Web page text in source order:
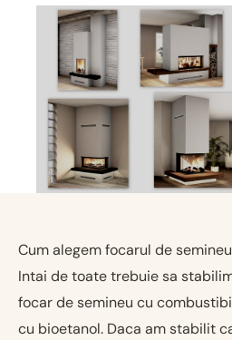
Cum alegem focarul de
Intai de toate trebuie sa
focar de semineu cu
cu bioetanol. Daca am stabilit